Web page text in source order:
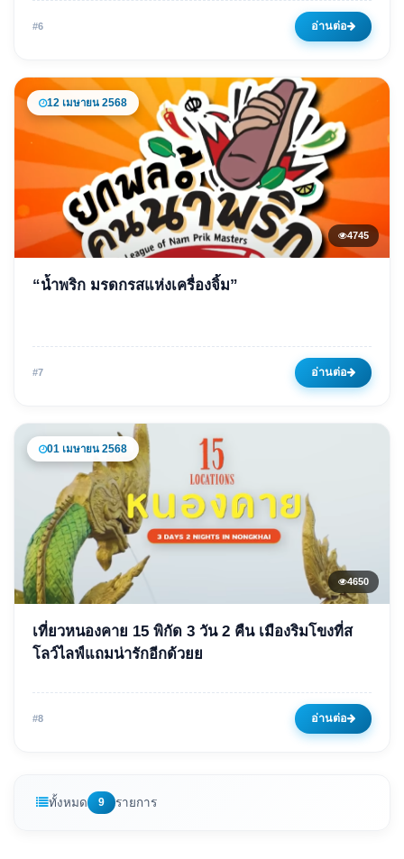
02 มีนาคม 2568
#6 อ่านต่อ
12 เมษายน 2568
4745
“น้ำพริก มรดกรสแห่งเครื่องจิ้ม”
#7 อ่านต่อ
01 เมษายน 2568
4650
เที่ยวหนองคาย 15 พิกัด 3 วัน 2
คืน เมืองริมโขงที่สโลว์ไลฟ์แถม
น่ารักอีกด้วยย
เที่ยวหนองคาย 15 พิกัด 3 วัน 2 คืน เมืองริมโขงที่ส
โลว์ไลฟ์แถมน่ารักอีกด้วยย
#8 อ่านต่อ
ทั้งหมด 9 รายการ